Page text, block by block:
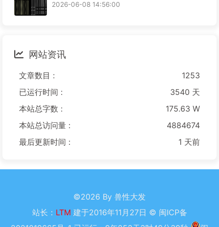
2026-06-08 14:56:00
网站资讯
文章数目 :
1253
已运行时间 :
3540 天
本站总字数 :
175.63 W
本站总访问量 :
4884674
最后更新时间 :
1 天前
©2026 By 兽性大发
站长： LTM 建于2016年11月27日 © 闽ICP备